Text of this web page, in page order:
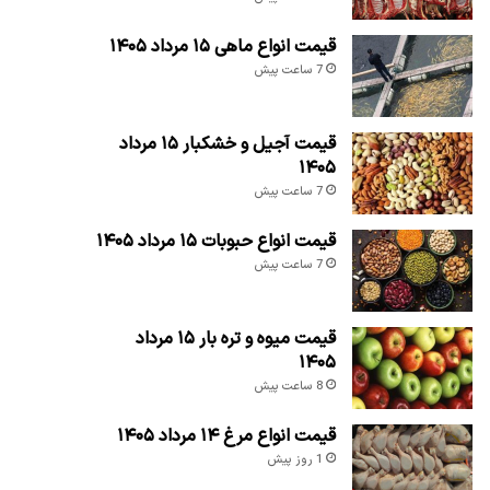
قیمت انواع ماهی ۱۵ مرداد ۱۴۰۵
7 ساعت پیش
قیمت آجیل و خشکبار ۱۵ مرداد
۱۴۰۵
7 ساعت پیش
قیمت انواع حبوبات ۱۵ مرداد ۱۴۰۵
7 ساعت پیش
قیمت میوه و تره بار ۱۵ مرداد
۱۴۰۵
8 ساعت پیش
قیمت انواع مرغ ۱۴ مرداد ۱۴۰۵
1 روز پیش